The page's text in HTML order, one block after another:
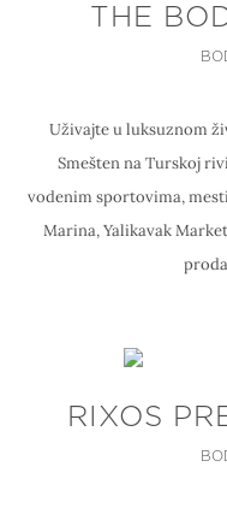
THE
Uživajte u luksuznom
Smešten na Turskoj
vodenim sportovima,
Marina, Yalikavak
RIXOS